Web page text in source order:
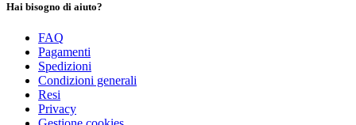
Hai bisogno di aiuto?
FAQ
Pagamenti
Spedizioni
Condizioni generali
Resi
Privacy